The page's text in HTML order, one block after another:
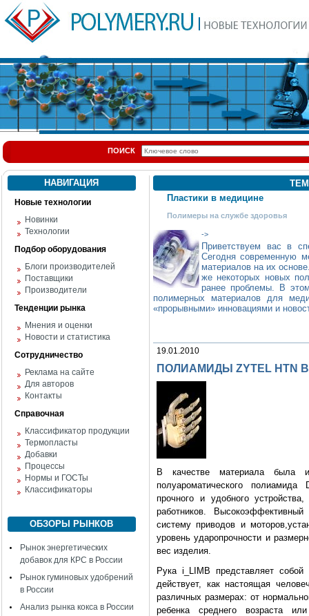
ПОИСК
НАВИГАЦИЯ
Новые технологии
Новинки
Технологии
Подбор оборудования
Блоги производителей
Поставщики
Производители
Тенденции рынка
Мнения и оценки
Новости и статистика
Сотрудничество
Реклама на сайте
Для авторов
Контакты
Справочная
Классификатор продукции
Термопласты
Добавки
Процессы
Нормы и ГОСТы
Классификаторы
ОБЗОРЫ РЫНКОВ
Рынок энергетических
добавок для КРС в России
Рынок гуминовых удобрений
в России
Анализ рынка кокса в России
Пластики в медицине
Полимеры на службе здоровья
->
Приветствуем вас в
Сегодня современную
материалов на их
же некоторых новых
ранее проблемы. В
полимерных материалов для
«прорывными» инновациями и
19.01.2010
ПОЛИАМИДЫ ZYTEL HTN
В качестве материала была
полуароматического
прочного и удобного
работников.
систему приводов и
уровень ударопрочности и
вес изделия.
Рука i_LIMB представляет
действует, как настоящая
различных размерах: от
ребенка среднего возраста